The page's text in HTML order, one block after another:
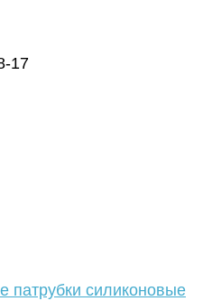
17
патрубки силиконовые